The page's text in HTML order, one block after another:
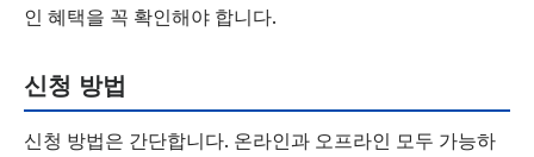
인 혜택을 꼭 확인해야 합니다.
신청 방법
신청 방법은 간단합니다. 온라인과 오프라인 모두 가능하